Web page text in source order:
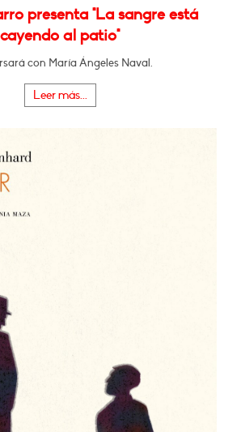
presenta "La sangre está
cayendo al patio"
con María Ángeles Naval.
Leer más...